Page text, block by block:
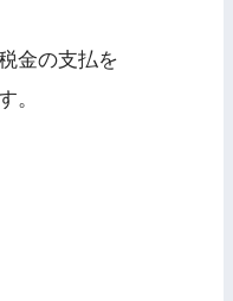
金の支払を
。